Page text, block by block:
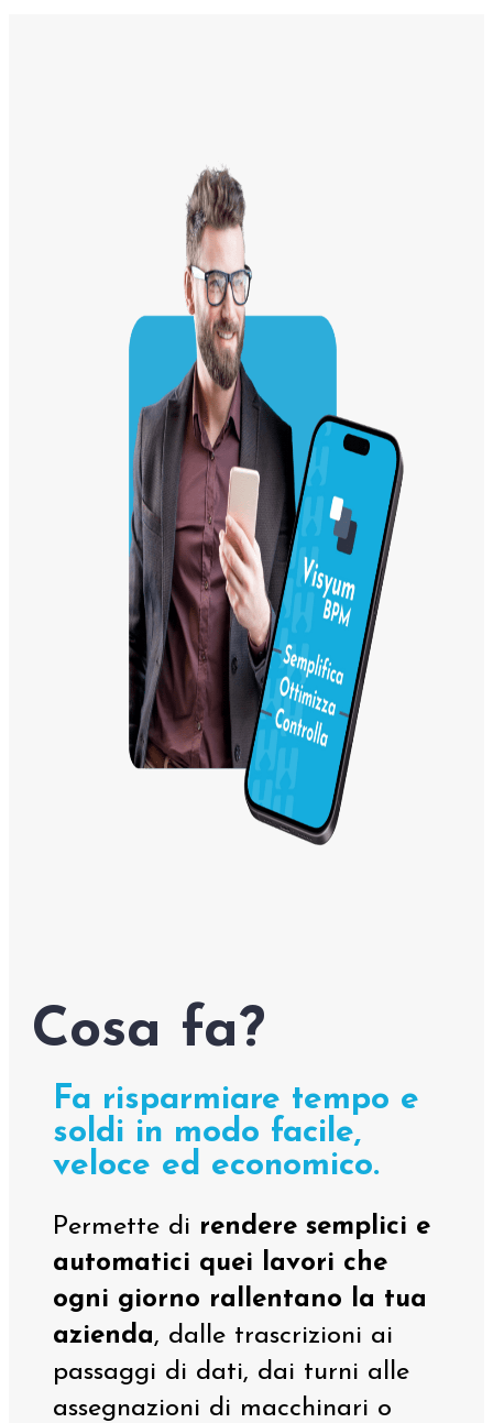
Cosa fa?
Fa risparmiare tempo e
soldi in modo facile,
veloce ed economico.
Permette di rendere semplici e
automatici quei lavori che
ogni giorno rallentano la tua
azienda, dalle trascrizioni ai
passaggi di dati, dai turni alle
assegnazioni di macchinari o